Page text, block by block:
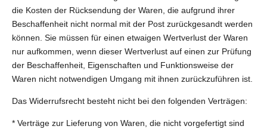
die Kosten der Rücksendung der Waren, die aufgrund ihrer
Beschaffenheit nicht normal mit der Post zurückgesandt werden
können. Sie müssen für einen etwaigen Wertverlust der Waren
nur aufkommen, wenn dieser Wertverlust auf einen zur Prüfung
der Beschaffenheit, Eigenschaften und Funktionsweise der
Waren nicht notwendigen Umgang mit ihnen zurückzuführen ist.
Das Widerrufsrecht besteht nicht bei den folgenden Verträgen:
* Verträge zur Lieferung von Waren, die nicht vorgefertigt sind